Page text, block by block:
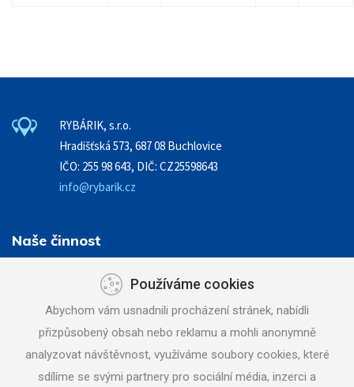
RYBÁRIK, s.r.o.
Hradišťská 573, 687 08 Buchlovice
IČO: 255 98 643, DIČ: CZ25598643
info@rybarik.cz
Naše činnost
Zemní práce - stavební činnost
Demolice a bourací práce
Vodovody a kanalizace
Doprava a mechanizace
Půjčovna strojů a nářadí
Pneuservis
Používáme cookies
Abychom vám usnadnili procházení stránek, nabídli
přizpůsobený obsah nebo reklamu a mohli anonymně
analyzovat návštěvnost, využíváme soubory cookies, které
sdílíme se svými partnery pro sociální média, inzerci a